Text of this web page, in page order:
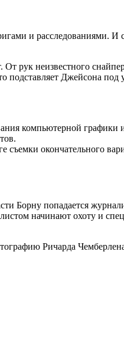
и расследованиями.
рук неизвестного
подставляет Джейсона
компьютерной
окончательного
Борну попадается
начинают охоту и
Ричарда